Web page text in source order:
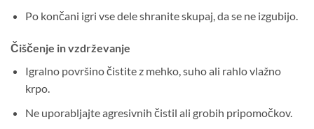
Po končani igri vse dele shranite skupaj, da se ne izgubijo.
Čiščenje in vzdrževanje
Igralno površino čistite z mehko, suho ali rahlo vlažno
krpo.
Ne uporabljajte agresivnih čistil ali grobih pripomočkov.